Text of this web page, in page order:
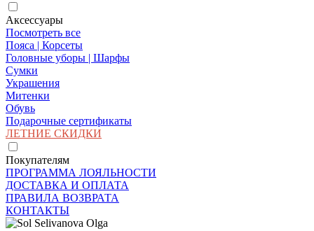
Аксессуары
Посмотреть все
Пояса | Корсеты
Головные уборы | Шарфы
Сумки
Украшения
Митенки
Обувь
Подарочные сертификаты
ЛЕТНИЕ СКИДКИ
Покупателям
ПРОГРАММА ЛОЯЛЬНОСТИ
ДОСТАВКА И ОПЛАТА
ПРАВИЛА ВОЗВРАТА
КОНТАКТЫ